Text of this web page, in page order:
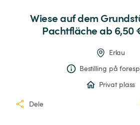
Wieseaufdem
Pachtfläche ab 6,50
Erlau
Bestilling på
Privat plass
Dele